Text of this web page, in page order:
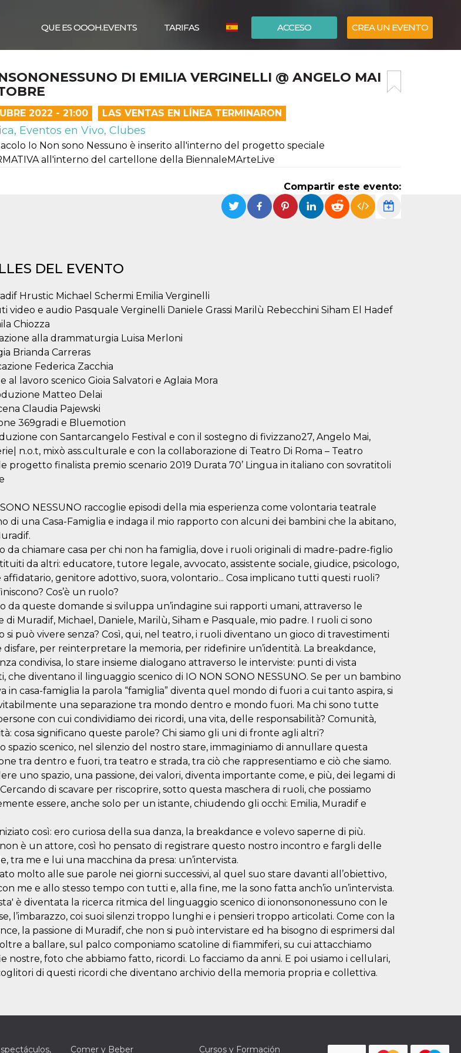
ACCESO CREA UN EVENTO
ENGLISH
QUE ES OOOH.EVENTS TARIFAS
DI EMILIA VERGINELLI @ ANGELO MAI
2022 - 21:00 LAS VENTAS EN LÍNEA TERMINARON
Eventos en Vivo, Clubes
Io Non sono Nessuno è inserito all'interno del progetto speciale
all'interno del cartellone della BiennaleMArteLive
Compartir este evento:
DEL EVENTO
Hrustic Michael Schermi Emilia Verginelli
video e audio Pasquale Verginelli Daniele Grassi Marilù Rebecchini Siham El Hadef
Chiozza
alla drammaturgia Luisa Merloni
Brianda Carreras
Federica Zacchia
al lavoro scenico Gioia Salvatori e Aglaia Mora
Matteo Delai
Claudia Pajewski
369gradi e Bluemotion
con Santarcangelo Festival e con il sostegno di fivizzano27, Angelo Mai,
n.o.t, mixò ass.culturale e con la collaborazione di Teatro Di Roma – Teatro
progetto finalista premio scenario 2019 Durata 70’ Lingua in italiano con sovratitoli
NESSUNO raccoglie episodi della mia esperienza come volontaria teatrale
di una Casa-Famiglia e indaga il mio rapporto con alcuni dei bambini che la abitano,
da chiamare casa per chi non ha famiglia, dove i ruoli originali di madre-padre-figlio
da altri: educatore, tutore legale, avvocato, assistente sociale, giudice, psicologo,
genitore adottivo, suora, volontario... Cosa implicano tutti questi ruoli?
Cos’è un ruolo?
da queste domande si sviluppa un’indagine sui rapporti umani, attraverso le
di Muradif, Michael, Daniele, Marilù, Siham e Pasquale, mio padre. I ruoli ci sono
si può vivere senza? Così, qui, nel teatro, i ruoli diventano un gioco di travestimenti
disfare, per reinterpretare la memoria, per ridefinire un’identità. La breakdance,
condivisa, lo stare insieme dialogano attraverso le interviste: punti di vista
che diventano il linguaggio scenico di IO NON SONO NESSUNO. Se per un bambino
in casa-famiglia la parola “famiglia” diventa quel mondo di fuori a cui tanto aspira, si
una separazione tra mondo dentro e mondo fuori. Ma chi sono tutte
con cui condividiamo dei ricordi, una vita, delle responsabilità? Comunità,
cosa significano queste parole? Chi siamo gli uni di fronte agli altri?
spazio scenico, nel silenzio del nostro stare, immaginiamo di annullare questa
tra dentro e fuori, tra teatro e strada, tra ciò che rappresentiamo e ciò che siamo.
uno spazio, una passione, dei valori, diventa importante come, e più, dei legami di
di scavare per riscoprire, sotto questa maschera di ruoli, che possiamo
essere, anche solo per un istante, chiudendo gli occhi: Emilia, Muradif e
così: ero curiosa della sua danza, la breakdance e volevo saperne di più.
è un attore, così ho pensato di registrare questo nostro incontro e fargli delle
tra me e lui una macchina da presa: un’intervista.
molto alle sue parole nei giorni successivi, al quel suo stare davanti all’obiettivo,
me e allo stesso tempo con tutti e, alla fine, me la sono fatta anch’io un’intervista.
è diventata la ricerca ritmica del linguaggio scenico di iononsononessuno con le
l’imbarazzo, coi suoi silenzi troppo lunghi e i pensieri troppo articolati. Come con la
la passione di Muradif, che non si può intervistare ed ha bisogno di esprimersi dal
a ballare, sul palco componiamo scatoline di fiammiferi, su cui attacchiamo
nostre, foto che abbiamo fatto, ricordi. Lo facciamo da anni. E poi usiamo i cellulari,
di questi ricordi che diventano archivio della memoria propria e collettiva.
Comer y Beber Cursos y Formación